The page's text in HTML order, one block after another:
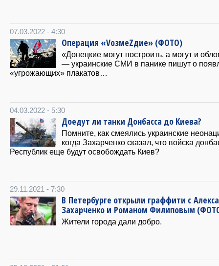
07.03.2022 - 4:30
Операция «VозмеZдие» (ФОТО)
«Донецкие могут построить, а могут и
— украинские СМИ в панике пишут о
«угрожающих» плакатов…
04.03.2022 - 5:30
Доедут ли танки Донбасса до Киева?
Помните, как смеялись украинские
когда Захарченко сказал, что войска
Республик еще будут освобождать Киев?
29.11.2021 - 7:30
В Петербурге открыли граффити с
Захарченко и Романом Филиповым
Жители города дали добро.